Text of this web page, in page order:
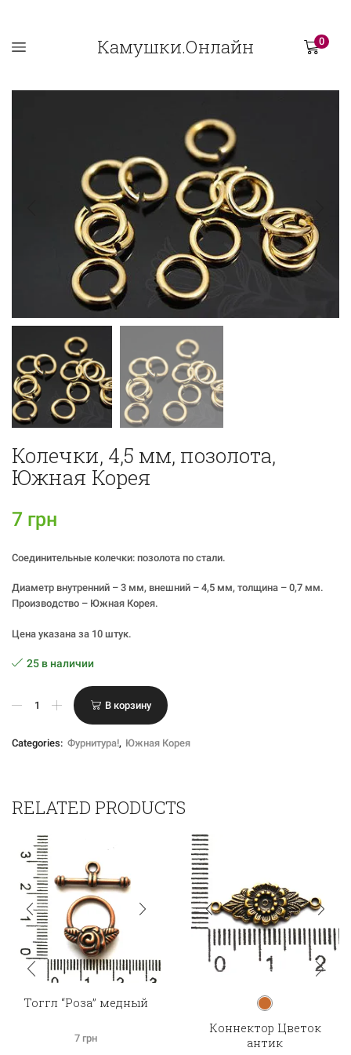
Камушки.Онлайн 0
Колечки, 4,5 мм, позолота,
Южная Корея
7 грн
Соединительные колечки: позолота по стали.
Диаметр внутренний – 3 мм, внешний – 4,5 мм, толщина – 0,7 мм.
Производство – Южная Корея.
Цена указана за 10 штук.
25 в наличии
товара
4,5
В корзину
Categories: Фурнитура!, Южная Корея
RELATED PRODUCTS
Тоггл “Роза” медный
7 грн
Коннектор Цветок
антик